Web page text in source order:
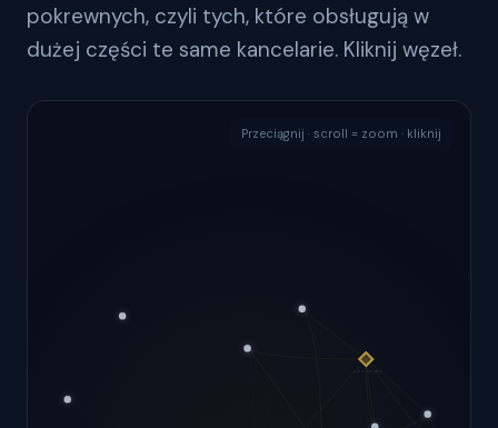
pokrewnych, czyli tych, które obsługują w
dużej części te same kancelarie. Kliknij węzeł.
Przeciągnij · scroll = zoom · kliknij